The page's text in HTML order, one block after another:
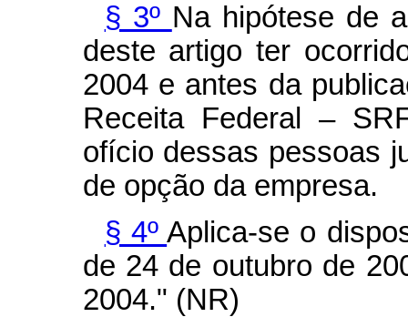
§ 3º Na hipótese de
deste artigo ter
2004 e antes da
Receita Federal –
ofício dessas pessoas
de opção da empresa.
§ 4ºAplica-se o
de 24 de outubro de
2004." (NR)